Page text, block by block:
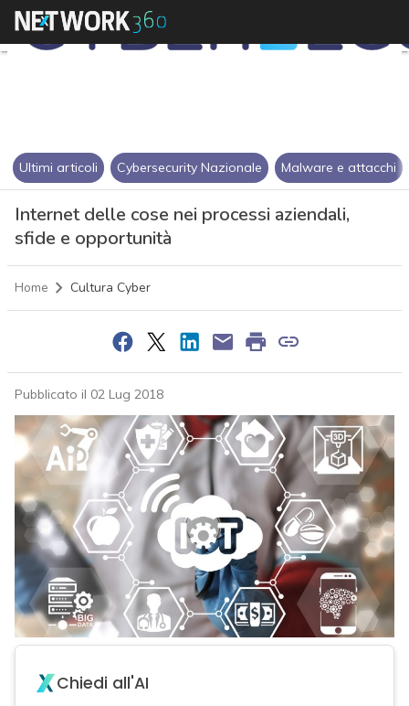
Ultimi articoli Cybersecurity Nazionale Malware e attacchi
Internet delle cose nei processi aziendali,
sfide e opportunità
Home Cultura Cyber
Pubblicato il 02 Lug 2018
Chiedi all'AI